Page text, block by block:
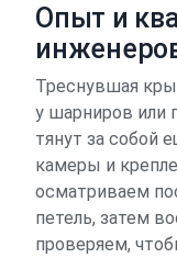
Опыт и
Треснувшая
у шарниров или
тянут за собой
камеры и
осматриваем
петель, затем
проверяем,